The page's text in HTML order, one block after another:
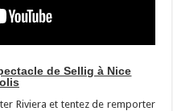
de Sellig à Nice
Riviera et tentez de remporter